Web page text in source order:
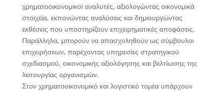
χρηματοοικονομικοί αναλυτές, αξιολογώντας οικονομικά
στοιχεία, εκπονώντας αναλύσεις και δημιουργώντας
εκθέσεις που υποστηρίζουν επιχειρηματικές αποφάσεις.
Παράλληλα, μπορούν να απασχοληθούν ως σύμβουλοι
επιχειρήσεων, παρέχοντας υπηρεσίες στρατηγικού
σχεδιασμού, οικονομικής αξιολόγησης και βελτίωσης της
λειτουργίας οργανισμών.
Στον χρηματοοικονομικό και λογιστικό τομέα υπάρχουν